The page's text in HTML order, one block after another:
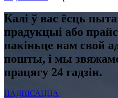
Калі ў вас ёсць
прадукцыі або
пакіньце нам свой
пошты, і мы
працягу 24 гадзін.
ПАДПІСАЦЦА